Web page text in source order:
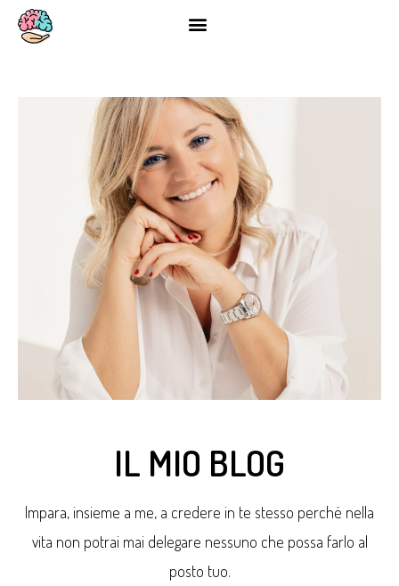
IL MIO BLOG
Impara, insieme a me, a credere in te stesso perché nella
vita non potrai mai delegare nessuno che possa farlo al
posto tuo.